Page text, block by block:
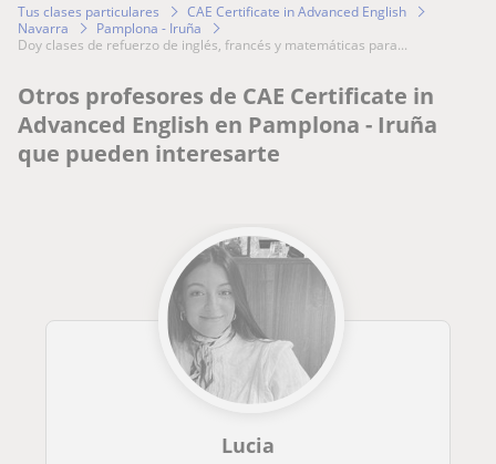
Tus clases particulares
CAE Certificate in Advanced English
Navarra
Pamplona - Iruña
doy clases de refuerzo de inglés, francés y matemáticas para...
Otros profesores de CAE Certificate in
Advanced English en Pamplona - Iruña
que pueden interesarte
Lucia